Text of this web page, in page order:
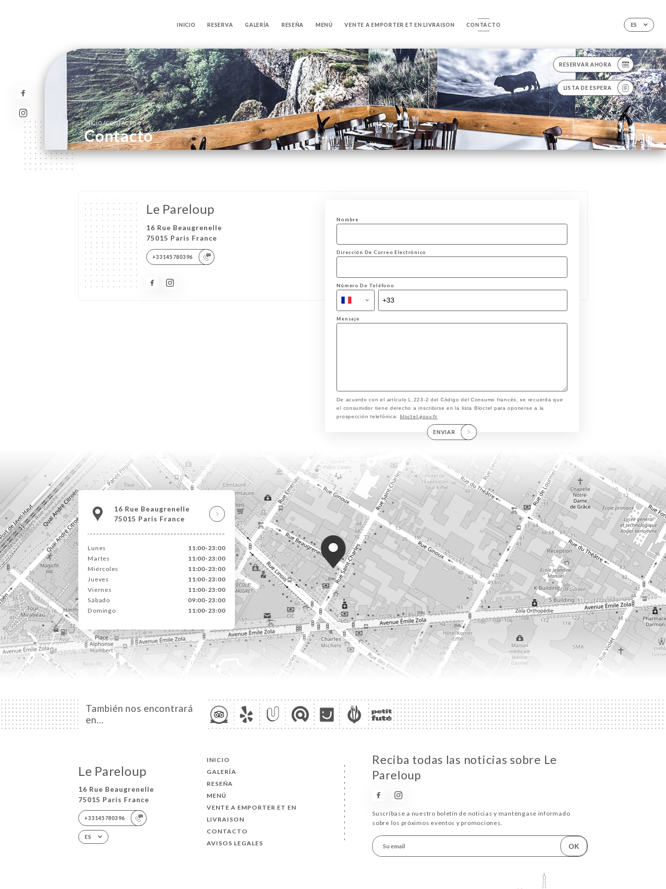
ES
INICIO RESERVA GALERÍA RESEÑA MENÚ VENTE A EMPORTER ET EN LIVRAISON CONTACTO
RESERVAR AHORA
LISTA DE ESPERA
INICIO/CONTACTO
Contacto
Le Pareloup
16 Rue Beaugrenelle
75015 Paris France
+33145780396
Nombre
Dirección De Correo Electrónico
Número De Teléfono
Mensaje
De acuerdo con el artículo L.223-2 del Código del Consumo francés, se recuerda que
el consumidor tiene derecho a inscribirse en la lista Bloctel para oponerse a la
prospección telefónica: bloctel.gouv.fr
ENVIAR
16 Rue Beaugrenelle
75015 Paris France
Lunes
11:00-23:00
Martes
11:00-23:00
Miércoles
11:00-23:00
Jueves
11:00-23:00
Viernes
11:00-23:00
Sábado
09:00-23:00
Domingo
11:00-23:00
También nos encontrará
en…
Le Pareloup
16 Rue Beaugrenelle
75015 Paris France
+33145780396
ES
INICIO
GALERÍA
RESEÑA
MENÚ
VENTE A EMPORTER ET EN
LIVRAISON
CONTACTO
AVISOS LEGALES
Reciba todas las noticias sobre Le
Pareloup
Suscríbase a nuestro boletín de noticias y manténgase informado
sobre los próximos eventos y promociones.
OK